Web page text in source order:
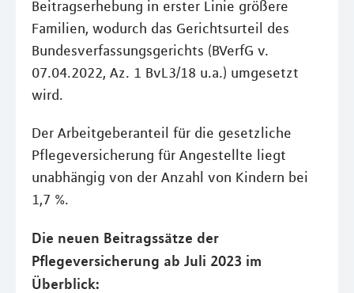
Beitragserhebung in erster Linie größere
Familien, wodurch das Gerichtsurteil des
Bundesverfassungsgerichts (BVerfG v.
07.04.2022, Az. 1 BvL3/18 u.a.) umgesetzt
wird.
Der Arbeitgeberanteil für die gesetzliche
Pflegeversicherung für Angestellte liegt
unabhängig von der Anzahl von Kindern bei
1,7 %.
Die neuen Beitragssätze der
Pflegeversicherung ab Juli 2023 im
Überblick: